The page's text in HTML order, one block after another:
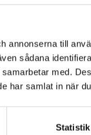
annonserna till
sådana
med.
har samlat in när
Statistik
DEMO
tyget